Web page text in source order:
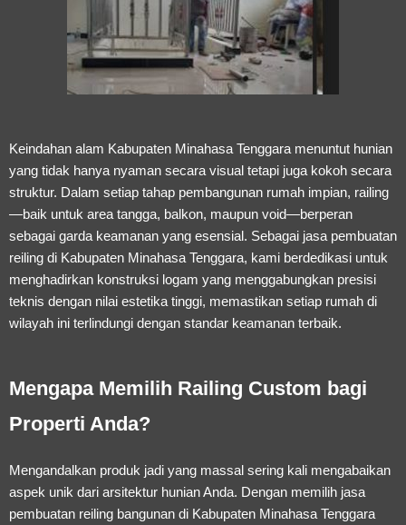
Keindahan alam Kabupaten Minahasa Tenggara menuntut hunian
yang tidak hanya nyaman secara visual tetapi juga kokoh secara
struktur. Dalam setiap tahap pembangunan rumah impian, railing
—baik untuk area tangga, balkon, maupun void—berperan
sebagai garda keamanan yang esensial. Sebagai jasa pembuatan
reiling di Kabupaten Minahasa Tenggara, kami berdedikasi untuk
menghadirkan konstruksi logam yang menggabungkan presisi
teknis dengan nilai estetika tinggi, memastikan setiap rumah di
wilayah ini terlindungi dengan standar keamanan terbaik.
Mengapa Memilih Railing Custom bagi
Properti Anda?
Mengandalkan produk jadi yang massal sering kali mengabaikan
aspek unik dari arsitektur hunian Anda. Dengan memilih jasa
pembuatan reiling bangunan di Kabupaten Minahasa Tenggara